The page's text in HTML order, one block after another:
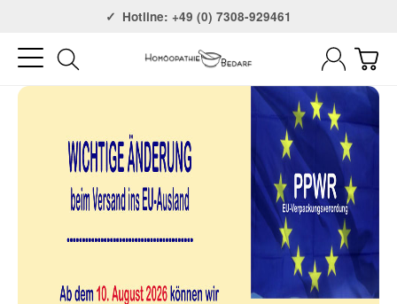
Versandkostenfrei ab 75€